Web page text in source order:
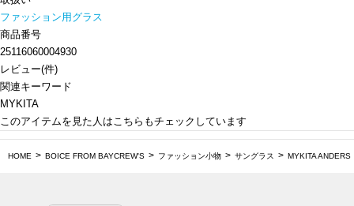
ファッション用グラス
商品番号
25116060004930
レビュー(件)
関連キーワード
MYKITA
このアイテムを見た人はこちらもチェックしています
HOME BOICE FROM BAYCREW'S ファッション小物 サングラス MYKITA ANDERS